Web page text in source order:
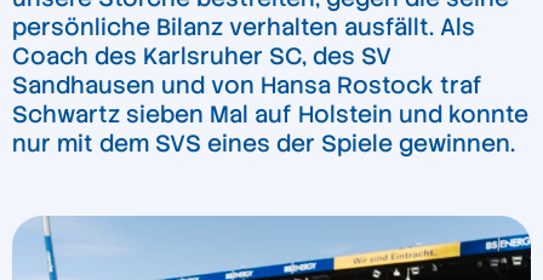
persönliche Bilanz verhalten ausfällt. Als
Coach des Karlsruher SC, des SV
Sandhausen und von Hansa Rostock traf
Schwartz sieben Mal auf Holstein und konnte
nur mit dem SVS eines der Spiele gewinnen.